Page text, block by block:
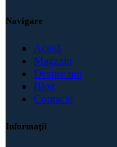
Navigare
Acasă
Magazin
Despre noi
Blog
Contacte
Informaţii